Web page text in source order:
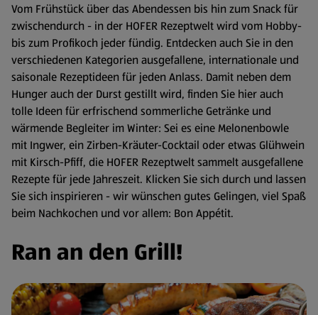
Vom Frühstück über das Abendessen bis hin zum Snack für
zwischendurch - in der HOFER Rezeptwelt wird vom Hobby-
bis zum Profikoch jeder fündig. Entdecken auch Sie in den
verschiedenen Kategorien ausgefallene, internationale und
saisonale Rezeptideen für jeden Anlass. Damit neben dem
Hunger auch der Durst gestillt wird, finden Sie hier auch
tolle Ideen für erfrischend sommerliche Getränke und
wärmende Begleiter im Winter: Sei es eine Melonenbowle
mit Ingwer, ein Zirben-Kräuter-Cocktail oder etwas Glühwein
mit Kirsch-Pfiff, die HOFER Rezeptwelt sammelt ausgefallene
Rezepte für jede Jahreszeit. Klicken Sie sich durch und lassen
Sie sich inspirieren - wir wünschen gutes Gelingen, viel Spaß
beim Nachkochen und vor allem: Bon Appétit.
Ran an den Grill!